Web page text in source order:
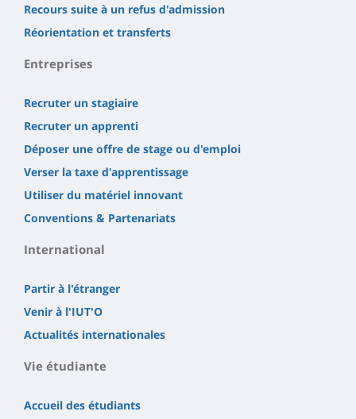
Recours suite à un refus d'admission
Réorientation et transferts
Entreprises
Recruter un stagiaire
Recruter un apprenti
Déposer une offre de stage ou d'emploi
Verser la taxe d'apprentissage
Utiliser du matériel innovant
Conventions & Partenariats
International
Partir à l'étranger
Venir à l'IUT'O
Actualités internationales
Vie étudiante
Accueil des étudiants